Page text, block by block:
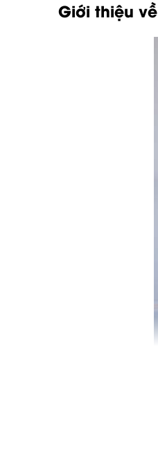
Giới thiệu về